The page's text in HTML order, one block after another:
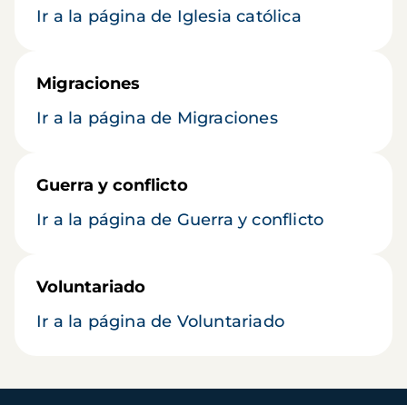
Ir a la página de Iglesia católica
Migraciones
Ir a la página de Migraciones
Guerra y conflicto
Ir a la página de Guerra y conflicto
Voluntariado
Ir a la página de Voluntariado